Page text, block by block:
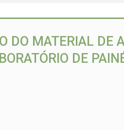
DO MATERIAL DE
DE